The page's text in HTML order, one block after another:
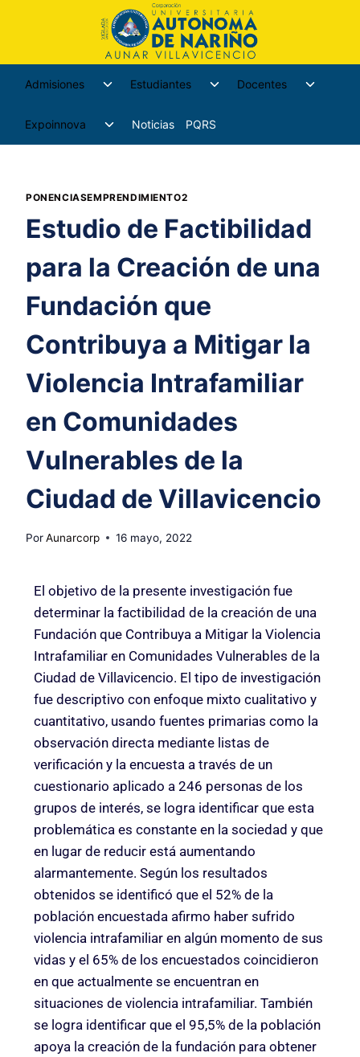
Admisiones Estudiantes Docentes
Expoinnova Noticias PQRS
PONENCIASEMPRENDIMIENTO2
Estudio de Factibilidad
para la Creación de una
Fundación que
Contribuya a Mitigar la
Violencia Intrafamiliar
en Comunidades
Vulnerables de la
Ciudad de Villavicencio
PorAunarcorp 16 mayo, 2022
El objetivo de la presente investigación fue
determinar la factibilidad de la creación de una
Fundación que Contribuya a Mitigar la Violencia
Intrafamiliar en Comunidades Vulnerables de la
Ciudad de Villavicencio. El tipo de investigación
fue descriptivo con enfoque mixto cualitativo y
cuantitativo, usando fuentes primarias como la
observación directa mediante listas de
verificación y la encuesta a través de un
cuestionario aplicado a 246 personas de los
grupos de interés, se logra identificar que esta
problemática es constante en la sociedad y que
en lugar de reducir está aumentando
alarmantemente. Según los resultados
obtenidos se identificó que el 52% de la
población encuestada afirmo haber sufrido
violencia intrafamiliar en algún momento de sus
vidas y el 65% de los encuestados coincidieron
en que actualmente se encuentran en
situaciones de violencia intrafamiliar. También
se logra identificar que el 95,5% de la población
apoya la creación de la fundación para obtener